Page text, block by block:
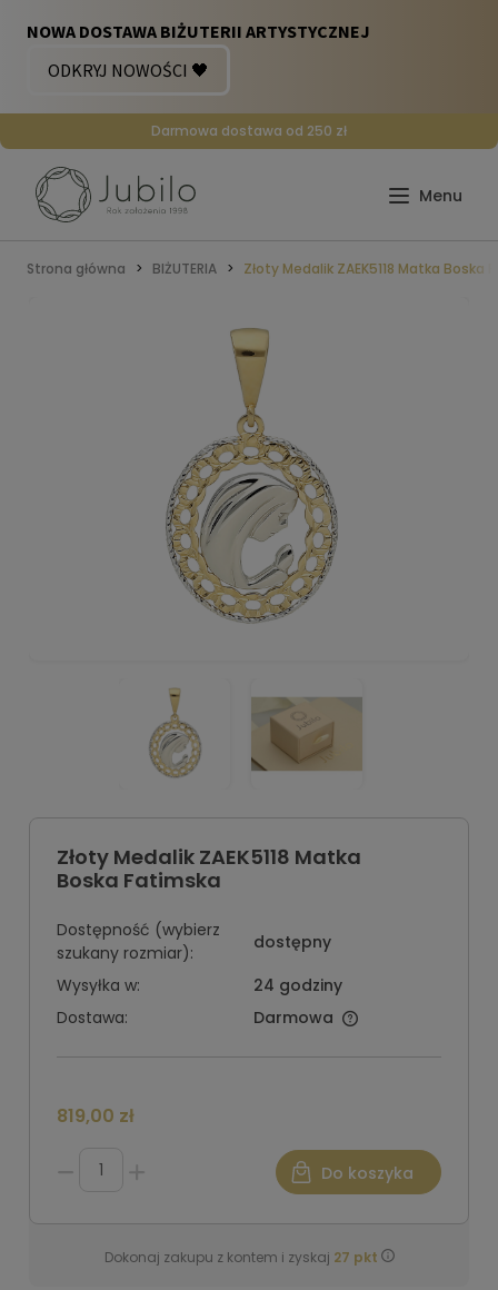
Darmowa dostawa od 250 zł
Strona główna BIŻUTERIA Złoty Medalik ZAEK5118 Matka Boska
Złoty Medalik ZAEK5118 Matka
Boska Fatimska
Dostępność (wybierz
szukany rozmiar):
dostępny
Wysyłka w:
24 godziny
Dostawa:
Darmowa
819,00 zł
Do koszyka
Dokonaj zakupu z kontem i zyskaj 27 pkt